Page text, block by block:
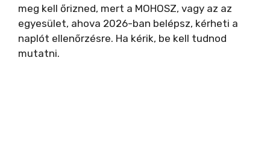
meg kell őrizned, mert a MOHOSZ, vagy az az
egyesület, ahova 2026-ban belépsz, kérheti a
naplót ellenőrzésre. Ha kérik, be kell tudnod
mutatni.